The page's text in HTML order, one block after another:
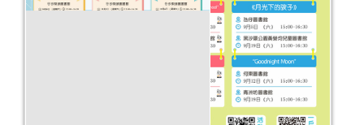
2025年嬰幼兒親子閱讀推廣活動-嬰幼繪